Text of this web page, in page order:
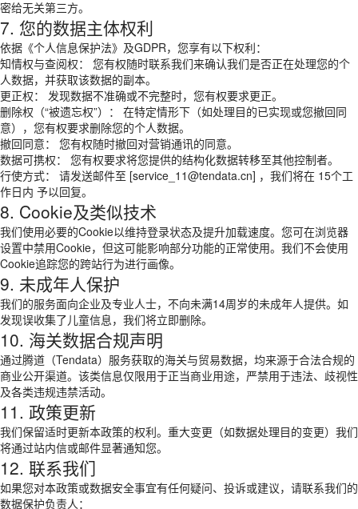
密给无关第三方。
7. 您的数据主体权利
依据《个人信息保护法》及GDPR，您享有以下权利：
知情权与查阅权： 您有权随时联系我们来确认我们是否正在处理您的个
人数据，并获取该数据的副本。
更正权： 发现数据不准确或不完整时，您有权要求更正。
删除权（“被遗忘权”）： 在特定情形下（如处理目的已实现或您撤回同
意），您有权要求删除您的个人数据。
撤回同意： 您有权随时撤回对营销通讯的同意。
数据可携权： 您有权要求将您提供的结构化数据转移至其他控制者。
行使方式： 请发送邮件至 [service_11@tendata.cn] ，我们将在 15个工
作日内 予以回复。
8. Cookie及类似技术
我们使用必要的Cookie以维持登录状态及提升加载速度。您可在浏览器
设置中禁用Cookie，但这可能影响部分功能的正常使用。我们不会使用
Cookie追踪您的跨站行为进行画像。
9. 未成年人保护
我们的服务面向企业及专业人士，不向未满14周岁的未成年人提供。如
发现误收集了儿童信息，我们将立即删除。
10. 海关数据合规声明
通过腾道（Tendata）服务获取的海关与贸易数据，均来源于合法合规的
商业公开渠道。该类信息仅限用于正当商业用途，严禁用于违法、歧视性
及各类违规违禁活动。
11. 政策更新
我们保留适时更新本政策的权利。重大变更（如数据处理目的变更）我们
将通过站内信或邮件显著通知您。
12. 联系我们
如果您对本政策或数据安全事宜有任何疑问、投诉或建议，请联系我们的
数据保护负责人：